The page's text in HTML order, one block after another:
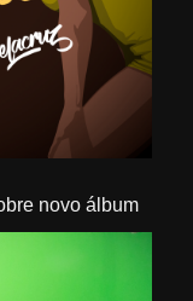
novo álbum